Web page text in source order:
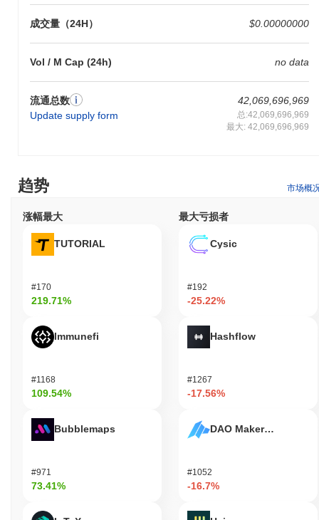
成交量（24H） $0.00000000
Vol / M Cap (24h) no data
流通总数
Update supply form
42,069,696,969
总:42,069,696,969
最大: 42,069,696,969
提供了一整套全面的实用工具。
户体验并扩展其功能。此更新反映了对持续改进和适应市场需求的
承诺。 该项目在多个交易平台上保持存在，确保用户的流动性和可
访问性。此外，它还参与了增强其生态系统的合作伙伴关系，允许
户基础的利益保持一致。这些指标共同支持Crypto All Stars在快速
Crypto All Stars主要面向消费者和加密爱好者，使他们能够参与和
系统内的无缝互动。 次要参与者如创作者和开发者可以利用该平台
构建和展示自己的游戏或收藏品，丰富可用产品的多样性和丰富
新。此外，该平台可能提供质押或治理功能，允许用户对项目的发
展和方向发表意见，进一步增强他们在生态系统中的参与和投资。
Crypto All Stars采用权益证明（PoS）共识机制，验证者负责确认
密货币数量和愿意“质押”的抵押品被选中提议和验证新区块。这激
励参与者诚实行事，因为他们质押的资产在恶意行为的情况下可能
名算法（ECDSA），确保安全的身份验证和数据完整性。这种加密
技术保护网络免受未经授权的访问，并确保交易可验证且防篡改。
报。此外，治理流程允许利益相关者参与决策，进一步增强安全性
趋势 市场概
涨幅最大
TUTORIAL
#170
219.71%
Immunefi
#1168
109.54%
Bubblemaps
#971
73.41%
最大亏损者
Cysic
#192
-25.22%
Hashflow
#1267
-17.56%
DAO Maker Token
#1052
-16.7%